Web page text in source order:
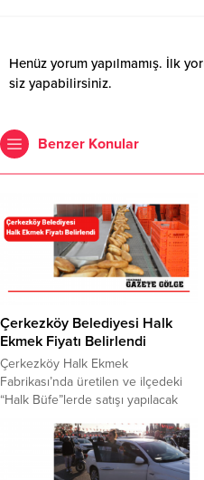
Henüz yorum yapılmamış. İlk
siz yapabilirsiniz.
Benzer Konular
Çerkezköy Belediyesi Halk
Ekmek Fiyatı Belirlendi
Çerkezköy Halk Ekmek
Fabrikası’nda üretilen ve ilçedeki
“Halk Büfe”lerde satışı yapılacak
satılması kararlaştırıldı. Halk pide de
yeni hafta itibariyle satışa
sunulacak. Pidenin fiyatı da